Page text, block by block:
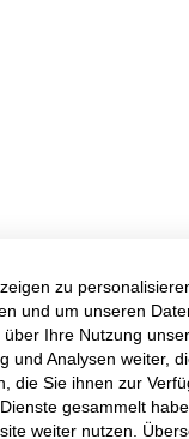
zu
und um unseren
Ihre Nutzung
und Analysen weiter,
die Sie ihnen zur
gesammelt
weiter nutzen.